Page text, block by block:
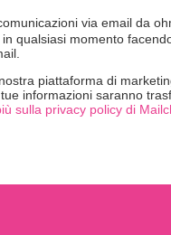
via email da
qualsiasi momento
piattaforma di
informazioni saranno
sulla privacy policy di